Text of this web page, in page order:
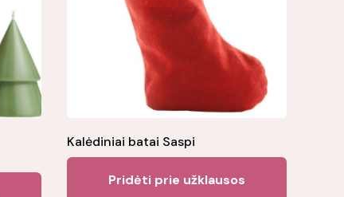
Kalėdiniai batai Saspi
Pridėti prie užklausos